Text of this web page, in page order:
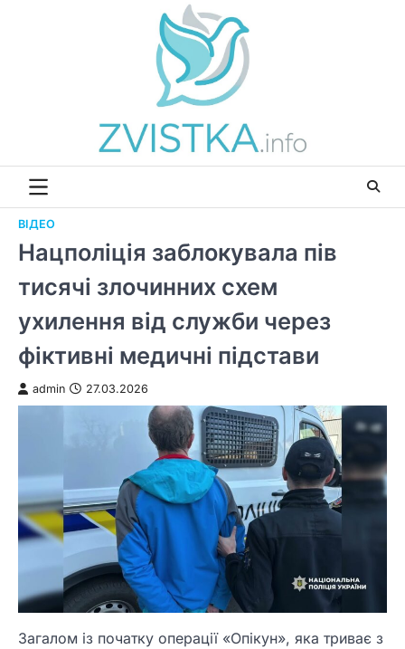
ВІДЕО
Нацполіція заблокувала пів
тисячі злочинних схем
ухилення від служби через
фіктивні медичні підстави
admin 27.03.2026
Загалом із початку операції «Опікун», яка триває з